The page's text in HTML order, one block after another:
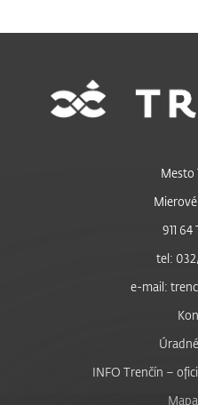
Mesto
911
tel:
e-mail:
INFO Trenčín –